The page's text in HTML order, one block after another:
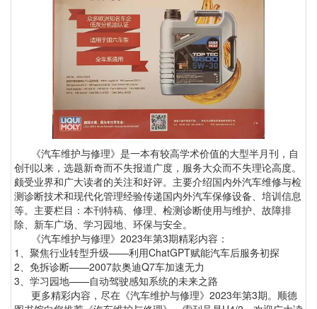
《汽车维护与修理》是一本有较高学术价值的大型半月刊，自
创刊以来，选题新奇而不失报道广度，服务大众而不失理论高度。
颇受业界和广大读者的关注和好评。主要介绍国内外汽车维修与检
测诊断技术和现代化管理经验传递国内外汽车保修设备、培训信息
等。主要栏目：本刊特稿、修理、检测诊断使用与维护、故障排
除、新车广场、学习园地、环保与安全。
《汽车维护与修理》2023年第3期精彩内容：
1、聚焦行业转型升级——利用ChatGPT赋能汽车后服务初探
2、免拆诊断——2007款奥迪Q7车加速无力
3、学习园地——自动驾驶感知系统的未来之路
更多精彩内容，尽在《汽车维护与修理》2023年第3期。顺德